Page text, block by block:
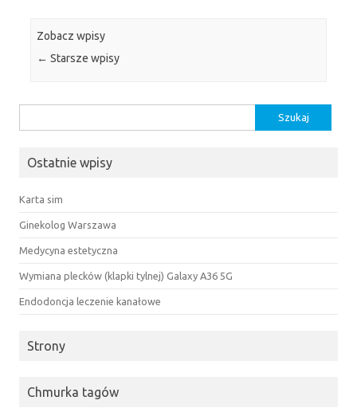
Zobacz wpisy
← Starsze wpisy
Ostatnie wpisy
Karta sim
Ginekolog Warszawa
Medycyna estetyczna
Wymiana plecków (klapki tylnej) Galaxy A36 5G
Endodoncja leczenie kanałowe
Strony
Chmurka tagów